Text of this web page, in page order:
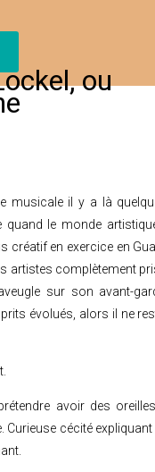
ou
musicale il y a là
quand le monde
en exercice en
artistes complètement
sur son avant-
évolués, alors il ne
avoir des
cécité